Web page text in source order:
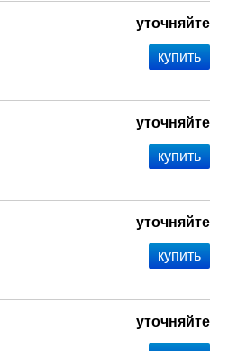
уточняйте
уточняйте
уточняйте
уточняйте